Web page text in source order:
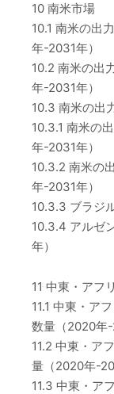
10 南米市場
10.1 南米の出
年-2031年）
10.2 南米の出
年-2031年）
10.3 南米の出
10.3.1 南米の
年-2031年）
10.3.2 南米の
年-2031年）
10.3.3 ブラジ
10.3.4 アルゼ
年）
11 中東・アフ
11.1 中東・ア
数量（2020年-
11.2 中東・ア
量（2020年-
11.3 中東・ア